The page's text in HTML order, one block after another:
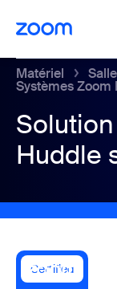
contenu principal
au chat d’aide
Matériel
Systèmes Zoom
Huddle
Certified